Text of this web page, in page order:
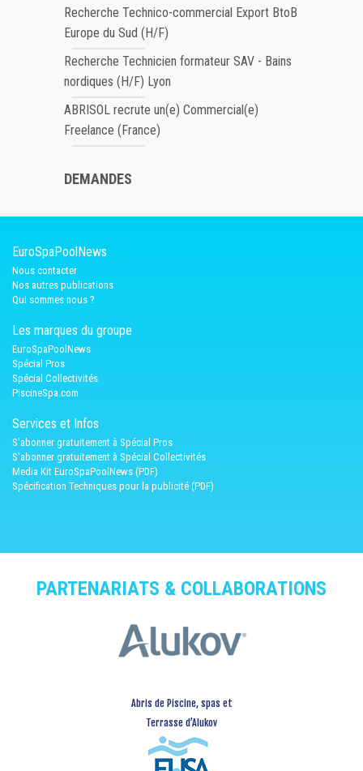
Recherche Technico-commercial Export BtoB
Europe du Sud (H/F)
Recherche Technicien formateur SAV - Bains
nordiques (H/F) Lyon
ABRISOL recrute un(e) Commercial(e)
Freelance (France)
DEMANDES
EuroSpaPoolNews
Nous contacter
Nos autres publications
Qui sommes nous ?
Les marques du groupe
EuroSpaPoolNews
Spécial Pros
Spécial Collectivités
PiscineSpa.com
Services et Infos
S'abonner gratuitement à Spécial Pros
S'abonner gratuitement à Spécial Collectivités
Media Kit EuroSpaPoolNews (PDF)
Spécification Techniques pour la publicité (PDF)
PARTENARIATS & COLLABORATIONS
Abris de Piscine, spas et
Terrasse d’Alukov